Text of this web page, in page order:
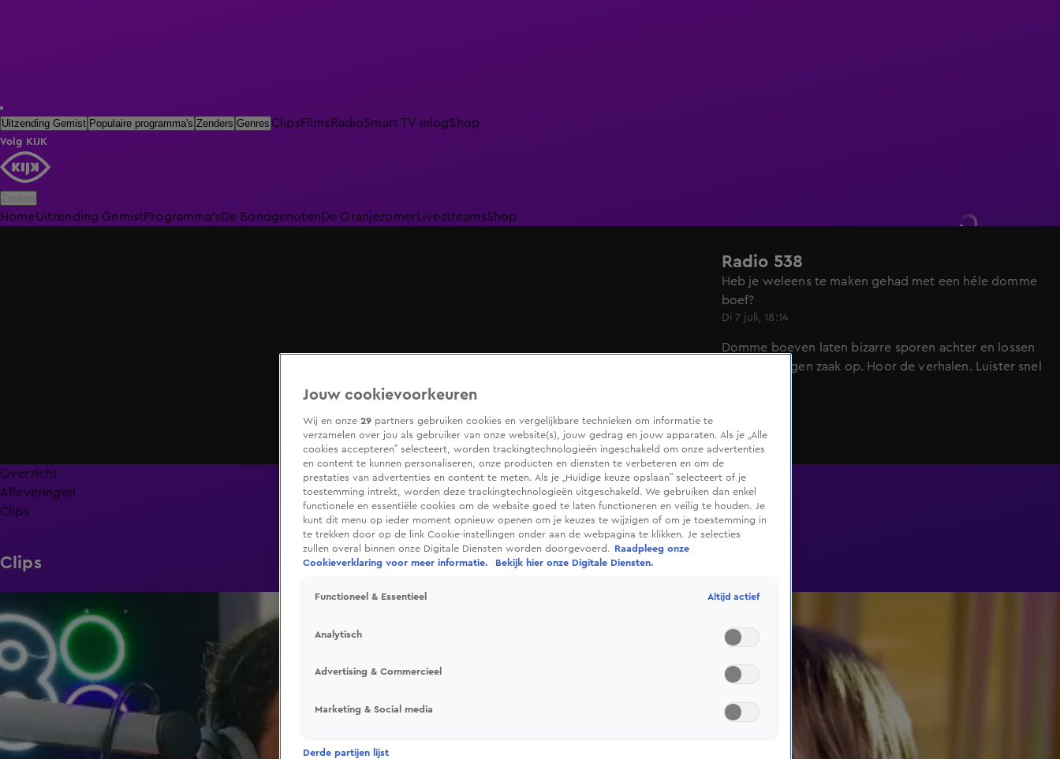
Uitzending Gemist Populaire programma's Zenders Genres ClipsFilmsRadioSmart TV inlogShop
Volg KIJK
HomeUitzending GemistProgramma'sDe BondgenotenDe Oranjezomer LivestreamsShop
Radio 538
Heb je weleens te maken gehad met een héle domme
boef?
Di 7 juli, 18:14
Domme boeven laten bizarre sporen achter en lossen
soms hun eigen zaak op. Hoor de verhalen. Luister snel
Overzicht
Afleveringen
Clips
Clips
Jouw cookievoorkeuren
Wij en onze 29 partners gebruiken cookies en vergelijkbare technieken om informatie te
verzamelen over jou als gebruiker van onze website(s), jouw gedrag en jouw apparaten. Als je „Alle
cookies accepteren” selecteert, worden trackingtechnologieën ingeschakeld om onze advertenties
en content te kunnen personaliseren, onze producten en diensten te verbeteren en om de
prestaties van advertenties en content te meten. Als je „Huidige keuze opslaan” selecteert of je
toestemming intrekt, worden deze trackingtechnologieën uitgeschakeld. We gebruiken dan enkel
functionele en essentiële cookies om de website goed te laten functioneren en veilig te houden. Je
kunt dit menu op ieder moment opnieuw openen om je keuzes te wijzigen of om je toestemming in
te trekken door op de link Cookie-instellingen onder aan de webpagina te klikken. Je selecties
zullen overal binnen onze Digitale Diensten worden doorgevoerd.
Raadpleeg onze
Cookieverklaring voor meer informatie.
Bekijk hier onze Digitale Diensten.
Functioneel & Essentieel Altijd actief
Analytisch
Advertising & Commercieel
Marketing & Social media
Derde partijen lijst